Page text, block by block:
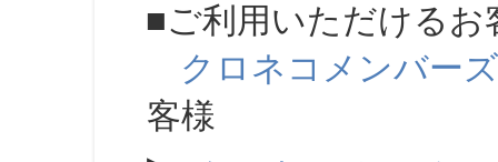
■ご利用いただけるお
クロネコメンバーズ
客様